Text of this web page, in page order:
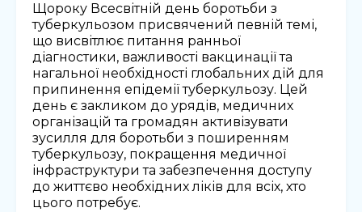
Щороку Всесвітній день боротьби з
туберкульозом присвячений певній темі,
що висвітлює питання ранньої
діагностики, важливості вакцинації та
нагальної необхідності глобальних дій для
припинення епідемії туберкульозу. Цей
день є закликом до урядів, медичних
організацій та громадян активізувати
зусилля для боротьби з поширенням
туберкульозу, покращення медичної
інфраструктури та забезпечення доступу
до життєво необхідних ліків для всіх, хто
цього потребує.